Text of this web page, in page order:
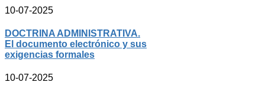
10-07-2025
DOCTRINA ADMINISTRATIVA.
El documento electrónico y sus
exigencias formales
10-07-2025